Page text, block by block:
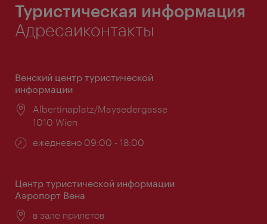
Туристическая информация
Адресаиконтакты
Венский центр туристической
информации
Расположение:
Albertinaplatz/Maysedergasse
1010 Wien
Часы
ежедневно 09:00 - 18:00
Центр туристической информации
Аэропорт Вена
Расположение:
в зале прилетов